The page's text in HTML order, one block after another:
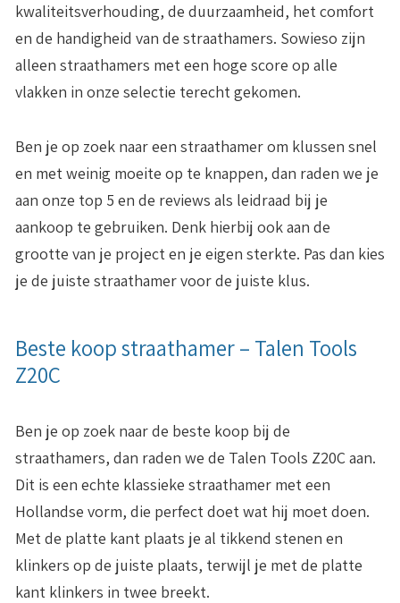
kwaliteitsverhouding, de duurzaamheid, het comfort
en de handigheid van de straathamers. Sowieso zijn
alleen straathamers met een hoge score op alle
vlakken in onze selectie terecht gekomen.
Ben je op zoek naar een straathamer om klussen snel
en met weinig moeite op te knappen, dan raden we je
aan onze top 5 en de reviews als leidraad bij je
aankoop te gebruiken. Denk hierbij ook aan de
grootte van je project en je eigen sterkte. Pas dan kies
je de juiste straathamer voor de juiste klus.
Beste koop straathamer – Talen Tools
Z20C
Ben je op zoek naar de beste koop bij de
straathamers, dan raden we de Talen Tools Z20C aan.
Dit is een echte klassieke straathamer met een
Hollandse vorm, die perfect doet wat hij moet doen.
Met de platte kant plaats je al tikkend stenen en
klinkers op de juiste plaats, terwijl je met de platte
kant klinkers in twee breekt.